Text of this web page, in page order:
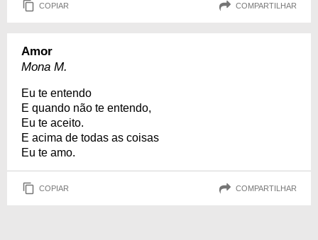
COPIAR COMPARTILHAR
Amor
Mona M.
Eu te entendo
E quando não te entendo,
Eu te aceito.
E acima de todas as coisas
Eu te amo.
COPIAR COMPARTILHAR